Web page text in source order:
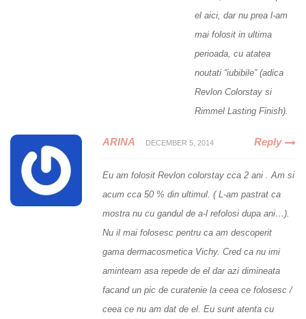
el aici, dar nu prea l-am
mai folosit in ultima
perioada, cu atatea
noutati “iubibile” (adica
Revlon Colorstay si
Rimmel Lasting Finish).
ARINA DECEMBER 5, 2014 Reply
Eu am folosit Revlon colorstay cca 2 ani . Am si
acum cca 50 % din ultimul. ( L-am pastrat ca
mostra nu cu gandul de a-l refolosi dupa ani…).
Nu il mai folosesc pentru ca am descoperit
gama dermacosmetica Vichy. Cred ca nu imi
aminteam asa repede de el dar azi dimineata
facand un pic de curatenie la ceea ce folosesc /
ceea ce nu am dat de el. Eu sunt atenta cu